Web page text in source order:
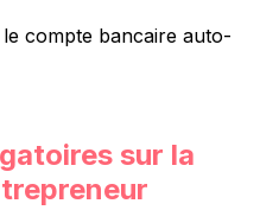
compte bancaire auto-
sur la